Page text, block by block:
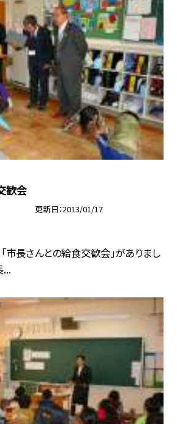
歓会
更新日 2013/01/17
市長さんとの給食交歓会」がありまし
...